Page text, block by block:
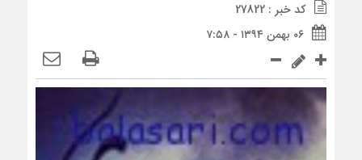
کد خبر : 27822
۰۶ بهمن ۱۳۹۴ - ۷:۵۸